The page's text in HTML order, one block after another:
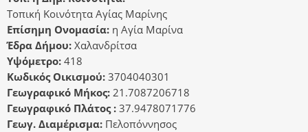
Τοπική Κοινότητα Αγίας Μαρίνης
Επίσημη Ονομασία: η Αγία Μαρίνα
Έδρα Δήμου: Χαλανδρίτσα
Υψόμετρο: 418
Κωδικός Οικισμού: 3704040301
Γεωγραφικό Μήκος: 21.7087206718
Γεωγραφικό Πλάτος : 37.9478071776
Γεωγ. Διαμέρισμα: Πελοπόννησος